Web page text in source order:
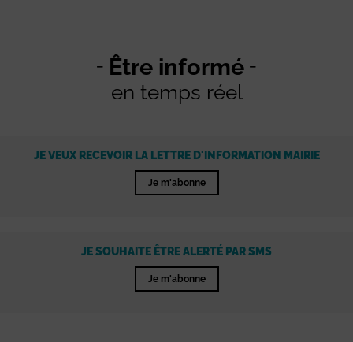
Être informé
en temps réel
JE VEUX RECEVOIR LA LETTRE D'INFORMATION MAIRIE
Je m'abonne
JE SOUHAITE ÊTRE ALERTÉ PAR SMS
Je m'abonne